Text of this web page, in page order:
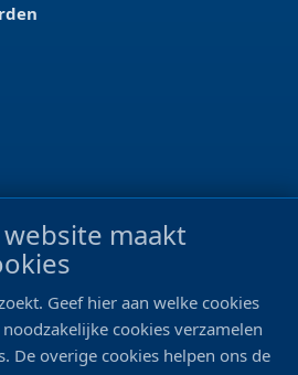
CONTACT maakt
Geef hier aan welke cookies
cookies verzamelen
De overige cookies helpen ons de